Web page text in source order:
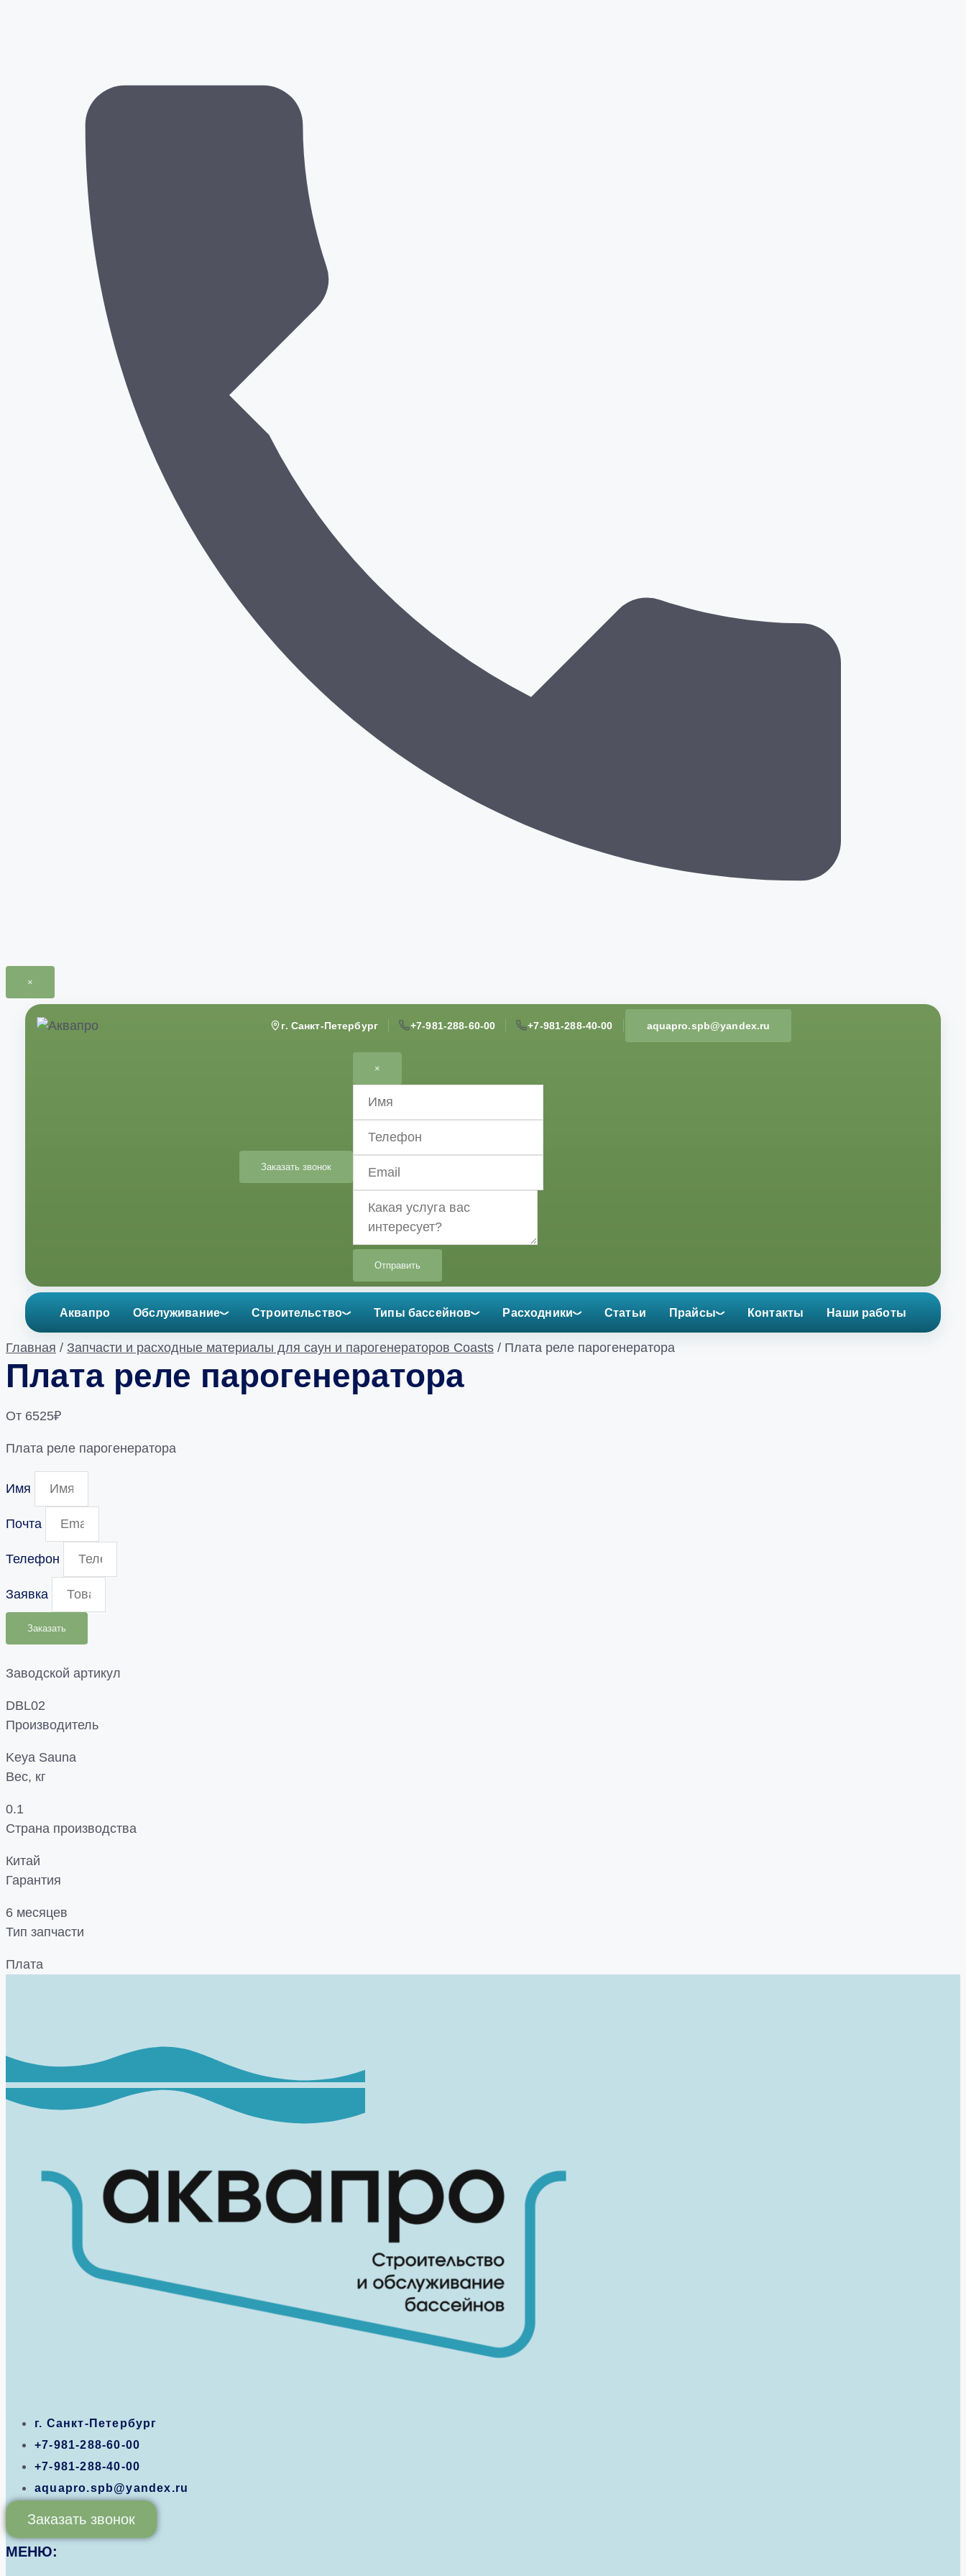
×
Перейти
г. Санкт-Петербург +7-981-288-60-00 +7-981-288-40-00 aquapro.spb@yandex.ru
Заказать звонок
×
Отправить
Аквапро Обслуживание Строительство Типы бассейнов Расходники Статьи Прайсы Контакты Наши работы
Главная / Запчасти и расходные материалы для саун и парогенераторов Coasts / Плата реле парогенератора
Плата реле парогенератора
От 6525₽
Плата реле парогенератора
Имя
Почта
Телефон
Заявка
Заказать
Заводской артикул
DBL02
Производитель
Keya Sauna
Вес, кг
0.1
Страна производства
Китай
Гарантия
6 месяцев
Тип запчасти
Плата
г. Санкт-Петербург
+7-981-288-60-00
+7-981-288-40-00
aquapro.spb@yandex.ru
Заказать звонок
МЕНЮ: